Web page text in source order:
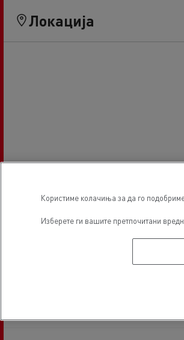
Локација
Користиме колачиња за да го
Изберете ги вашите претпочитани